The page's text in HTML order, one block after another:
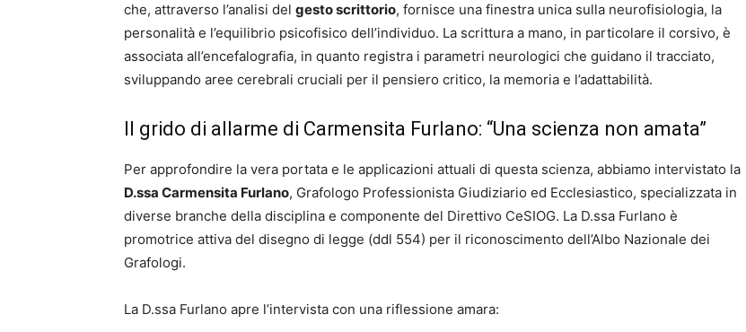
che, attraverso l’analisi del gesto scrittorio, fornisce una finestra unica sulla neurofisiologia, la
personalità e l’equilibrio psicofisico dell’individuo. La scrittura a mano, in particolare il corsivo, è
associata all’encefalografia, in quanto registra i parametri neurologici che guidano il tracciato,
sviluppando aree cerebrali cruciali per il pensiero critico, la memoria e l’adattabilità.
Il grido di allarme di Carmensita Furlano: “Una scienza non amata”
Per approfondire la vera portata e le applicazioni attuali di questa scienza, abbiamo intervistato la
D.ssa Carmensita Furlano, Grafologo Professionista Giudiziario ed Ecclesiastico, specializzata in
diverse branche della disciplina e componente del Direttivo CeSIOG. La D.ssa Furlano è
promotrice attiva del disegno di legge (ddl 554) per il riconoscimento dell’Albo Nazionale dei
Grafologi.
La D.ssa Furlano apre l’intervista con una riflessione amara: